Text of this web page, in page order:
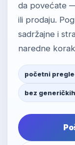
da povećate
ili prodaju.
sadržajne i
naredne
početni
bez